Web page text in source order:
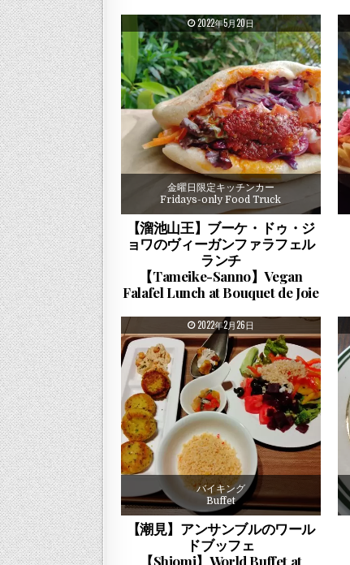
PUBLISHED DATE:
2022年5月20日
金曜日限定キッチンカー
Fridays-only Food Truck
【溜池山王】ブーケ・ドゥ・ジ
ョワのヴィーガンファラフェル
ランチ
【Tameike-Sanno】Vegan
Falafel Lunch at Bouquet de Joie
PUBLISHED DATE:
2022年2月26日
バイキング
Buffet
【潮見】アンサンブルのワール
ドブッフェ
【Shiomi】World Buffet at